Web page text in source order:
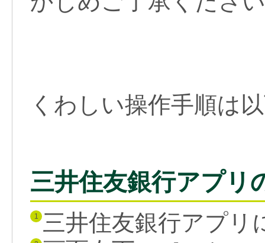
くわしい操作手順は
三井住友銀行アプリ
1 三井住友銀行アプリ